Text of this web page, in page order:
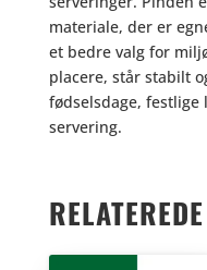
materiale, der er
et bedre valg for
placere, står stabilt
fødselsdage,
servering.